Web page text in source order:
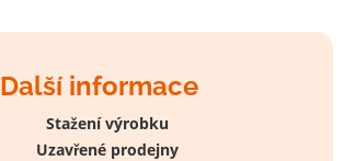
Další informace
Stažení výrobku
Uzavřené prodejny